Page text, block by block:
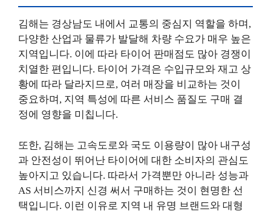
김해는 경상남도 내에서 교통의 중심지 역할을 하며,
다양한 산업과 물류가 발달해 차량 수요가 매우 높은
지역입니다. 이에 따라 타이어 판매점도 많아 경쟁이
치열한 편입니다. 타이어 가격은 수입규모와 재고 상
황에 따라 달라지므로, 여러 매장을 비교하는 것이
중요하며, 지역 특성에 따른 서비스 품질도 구매 결
정에 영향을 미칩니다.
또한, 김해는 고속도로와 국도 이용량이 많아 내구성
과 안전성이 뛰어난 타이어에 대한 소비자의 관심도
높아지고 있습니다. 따라서 가격뿐만 아니라 성능과
AS 서비스까지 신경 써서 구매하는 것이 현명한 선
택입니다. 이런 이유로 지역 내 유명 브랜드와 대형